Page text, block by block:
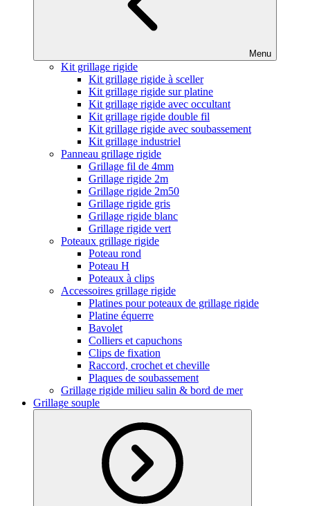
Menu
Kit grillage rigide
Kit grillage rigide à sceller
Kit grillage rigide sur platine
Kit grillage rigide avec occultant
Kit grillage rigide double fil
Kit grillage rigide avec soubassement
Kit grillage industriel
Panneau grillage rigide
Grillage fil de 4mm
Grillage rigide 2m
Grillage rigide 2m50
Grillage rigide gris
Grillage rigide blanc
Grillage rigide vert
Poteaux grillage rigide
Poteau rond
Poteau H
Poteaux à clips
Accessoires grillage rigide
Platines pour poteaux de grillage rigide
Platine équerre
Bavolet
Colliers et capuchons
Clips de fixation
Raccord, crochet et cheville
Plaques de soubassement
Grillage rigide milieu salin & bord de mer
Grillage souple